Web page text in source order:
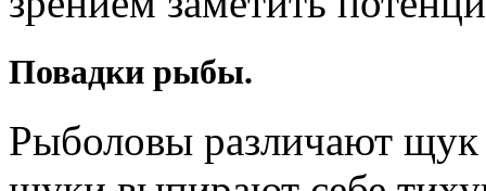
Повадки рыбы.
Рыболовы различают